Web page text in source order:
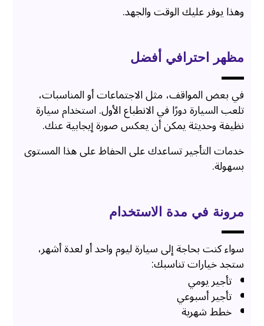
وهذا يوفر عليك الوقت والجهد.
مظهر احترافي أفضل
في بعض المواقف، مثل الاجتماعات أو المناسبات،
تلعب السيارة دورًا في الانطباع الأول. استخدام سيارة
نظيفة وحديثة يمكن أن يعكس صورة إيجابية عنك.
خدمات التأجير تساعدك على الحفاظ على هذا المستوى
بسهولة.
مرونة في مدة الاستخدام
سواء كنت بحاجة إلى سيارة ليوم واحد أو لعدة أشهر،
ستجد خيارات تناسبك:
تأجير يومي
تأجير أسبوعي
خطط شهرية